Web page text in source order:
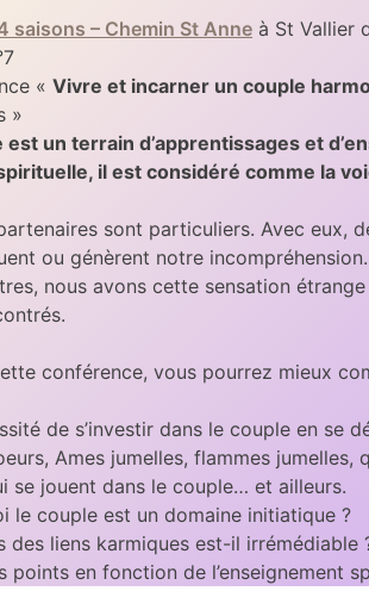
saisons – Chemin St Anne à St Vallier
« Vivre et incarner un couple
»
est un terrain d’apprentissages et
il est considéré comme la
sont particuliers. Avec eux,
ou génèrent notre incompréhension.
nous avons cette sensation
conférence, vous pourrez mieux
de s’investir dans le couple en se
Ames jumelles, flammes
se jouent dans le couple… et ailleurs.
le couple est un domaine initiatique ?
des liens karmiques est-il irrémédiable
points en fonction de l’enseignement